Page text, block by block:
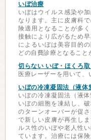
いぼ治療
いぼはウイルス感染や
なります。主に皮膚科
険適用となることが多
接触により広がるため
によるいぼは美容目的
どの自費診療となること
切らない いぼ・ほくろ取
医療レーザーを用いて、
いぼの冷凍凝固法（液体
いぼの冷凍凝固法（液
いぼの細胞を凍結し、
のターンオーバーが促
で新しい皮膚が再生し
ルス性のいぼや老人性
ています。治療には保